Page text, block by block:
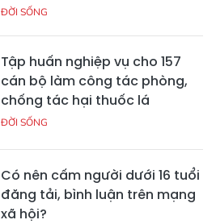
ĐỜI SỐNG
Tập huấn nghiệp vụ cho 157
cán bộ làm công tác phòng,
chống tác hại thuốc lá
ĐỜI SỐNG
Có nên cấm người dưới 16 tuổi
đăng tải, bình luận trên mạng
xã hội?